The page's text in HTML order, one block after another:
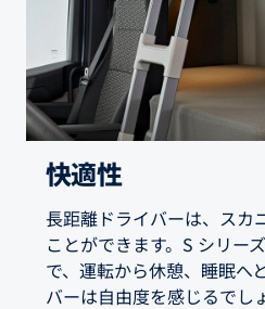
快適性
長距離ドライバーは、スカ
ことができます。S シリー
で、運転から休憩、睡眠へ
バーは自由度を感じるでし